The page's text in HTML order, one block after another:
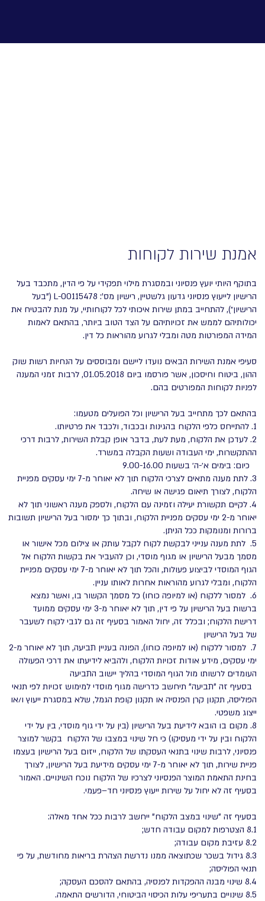
אמנת שירות לקוחות
בתוקף היותי יועץ פנסיוני ובמסגרת מילוי תפקידי על פי הדין, מתכבד בעל
הרישיון לייעוץ פנסיוני גדעון גלשטיין, רישיון מס': L-00115478 ("בעל
הרישיון״), להתחייב במתן שירות איכותי לכל לקוחותיי, על מנת להבטיח את
יכולותיהם לממש את זכויותיהם על הצד הטוב ביותר, בהתאם לאמות
המידה המפורטות מטה ומבלי לגרוע מהוראות כל דין.
סעיפי אמנת השירות הבאים נועדו ליישם ומבוססים על הנחיות רשות שוק
ההון, ביטוח וחיסכון, אשר פורסמו ביום 01.05.2018, לרבות זמני המענה
לפניות לקוחות המפורטים בהם.
בהתאם לכך מתחייב בעל הרישיון וכל הפועלים מטעמו:
1. להתייחס כלפי הלקוח בהגינות ובכבוד, ולכבד את פרטיותו.
2. לעדכן את הלקוח, מעת לעת, בדבר אופן קבלת השירות, לרבות דרכי
ההתקשרות, ימי העבודה ושעות הקבלה במשרד.
כיום: בימים א׳-ה׳ בשעות 9.00-16.00
3. לתת מענה מתאים לצרכי הלקוח תוך לא יאוחר מ-7 ימי עסקים מפניית
הלקוח, לצורך תיאום פגישה או שיחה.
4. לקיים תקשורת יעילה וזמינה עם הלקוח, ולספק מענה ראשוני תוך לא
יאוחר מ-2 ימי עסקים מפניית הלקוח, ובתוך כך ימסור בעל הרישיון תשובות
ברורות ומנומקות ככל הניתן.
5. לתת מענה ענייני לבקשת לקוח לקבל עותק או צילום מכל אישור או
מסמך מבעל הרישיון או מגוף מוסדי, וכן להעביר את בקשות הלקוח אל
הגוף המוסדי לביצוע פעולות, והכל תוך לא יאוחר מ-7 ימי עסקים מפניית
הלקוח, ומבלי לגרוע מהוראות אחרות לאותו עניין.
6. למסור ללקוח (או למיופה כוחו) כל מסמך הקשור בו, ואשר נמצא
ברשות בעל הרישיון על פי דין, תוך לא יאוחר מ-3 ימי עסקים ממועד
דרישת הלקוח; ובכלל זה, יחול האמור בסעיף זה גם לגבי לקוח לשעבר
של בעל הרישיון
7. למסור ללקוח (או למיופה כוחו), הפונה בעניין תביעה, תוך לא יאוחר מ-2
ימי עסקים, מידע אודות זכויות הלקוח, ולהביא לידיעתו את דרכי הפעולה
העומדים לרשותו מול הגוף המוסדי בהליך יישוב התביעה
בסעיף זה "תביעה" תיחשב כדרישה מגוף מוסדי למימוש זכויות לפי תנאי
הפוליסה, תקנון קרן הפנסיה או תקנון קופת הגמל, שלא במסגרת ייעוץ ו/או
ייצוג משפטי.
8. מקום בו הובא לידיעת בעל הרישיון (בין על ידי גוף מוסדי, בין על ידי
הלקוח ובין על ידי מעסיקו) כי חל שינוי במצבו של הלקוח בקשר למוצר
פנסיוני, לרבות שינוי בתנאי העסקתו של הלקוח, ייזום בעל הרישיון בעצמו
פניית שירות, תוך לא יאוחר מ-7 ימי עסקים מידיעת בעל הרישיון, לצורך
בחינת התאמת המוצר הפנסיוני לצרכיו של הלקוח נוכח השינויים. האמור
בסעיף זה לא יחול על שירות ייעוץ פנסיוני חד–פעמי.
בסעיף זה "שינוי במצב הלקוח" ייחשב לרבות ככל אחד מאלה:
8.1 הצטרפות למקום עבודה חדש;
8.2 עזיבת מקום עבודה;
8.3 גידול בשכר שכתוצאה ממנו נדרשת הצהרת בריאות מחודשת, על פי
תנאי הפוליסה;
8.4 שינוי מבנה ההפקדות לפנסיה, בהתאם להסכם העסקה;
8.5 שינויים בתעריפי עלות הכיסוי הביטוחי, הדורשים התאמה.